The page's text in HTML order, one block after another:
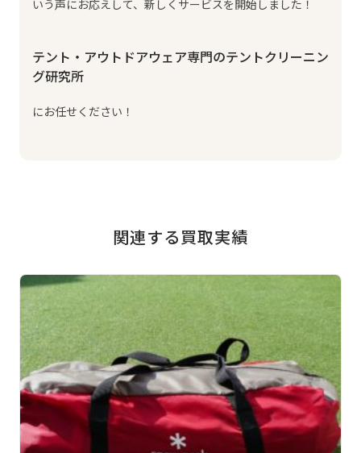
いう声にお応えして、新しくサービスを開始しました！
テント・アウトドアウェア専門のテントクリーニン
グ研究所
にお任せください！
関連する買取実績